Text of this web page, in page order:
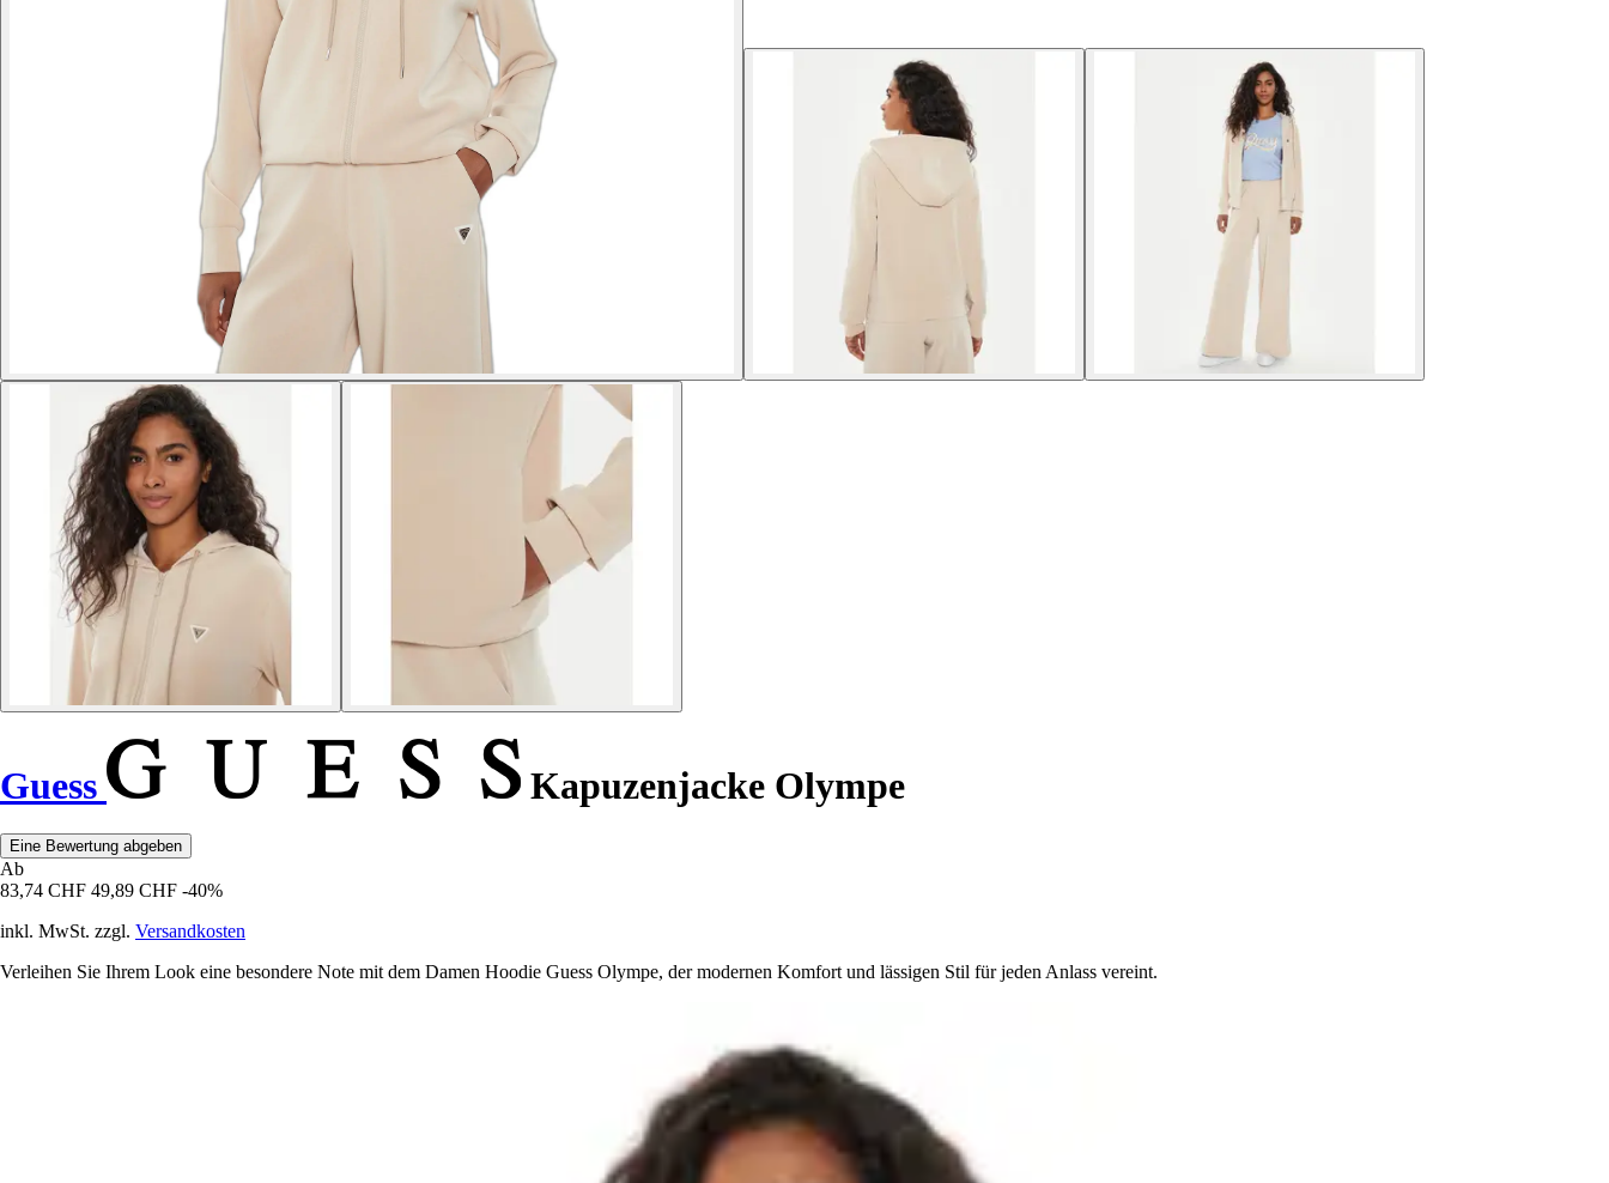
Guess Kapuzenjacke Olympe
Eine Bewertung abgeben
Ab
83,74 CHF 49,89 CHF -40%
inkl. MwSt. zzgl. Versandkosten
Verleihen Sie Ihrem Look eine besondere Note mit dem Damen Hoodie Guess Olympe, der modernen Komfort und lässigen Stil für jeden Anlass vereint.